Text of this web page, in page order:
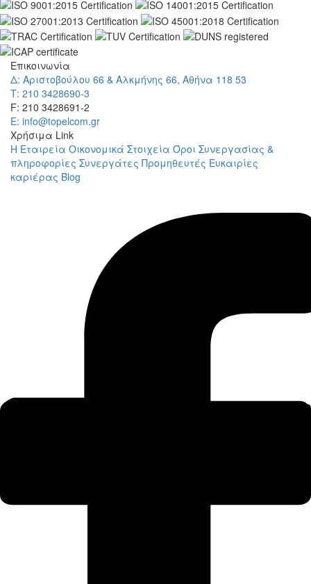
Επικοινωνία
Δ: Αριστοβούλου 66 & Αλκμήνης 66, Αθήνα 118 53
Τ: 210 3428690-3
F: 210 3428691-2
E: info@topelcom.gr
Χρήσιμα Link
Η Εταιρεία Οικονομικά Στοιχεία Όροι Συνεργασίας &
πληροφορίες Συνεργάτες Προμηθευτές Ευκαιρίες
καριέρας Blog